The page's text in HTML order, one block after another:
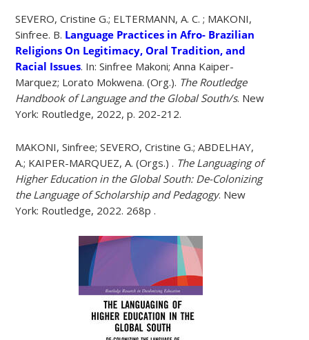
SEVERO, Cristine G.; ELTERMANN, A. C. ; MAKONI,
Sinfree. B. Language Practices in Afro- Brazilian
Religions On Legitimacy, Oral Tradition, and
Racial Issues. In: Sinfree Makoni; Anna Kaiper-
Marquez; Lorato Mokwena. (Org.). The Routledge
Handbook of Language and the Global South/s. New
York: Routledge, 2022, p. 202-212.
MAKONI, Sinfree; SEVERO, Cristine G.; ABDELHAY,
A.; KAIPER-MARQUEZ, A. (Orgs.) . The Languaging of
Higher Education in the Global South: De-Colonizing
the Language of Scholarship and Pedagogy. New
York: Routledge, 2022. 268p .